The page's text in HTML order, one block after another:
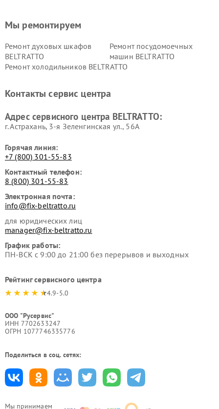
Мы принимаем
Мы ремонтируем
Ремонт духовых шкафов
BELTRATTO
Ремонт посудомоечных
машин BELTRATTO
Ремонт холодильников BELTRATTO
Контакты сервис центра
Адрес сервисного центра BELTRATTO:
г. Астрахань, 3-я Зеленгинская ул., 56А
Горячая линия:
+7 (800) 301-55-83
Контактный телефон:
8 (800) 301-55-83
Электронная почта:
info@fix-beltratto.ru
для юридических лиц
manager@fix-beltratto.ru
График работы:
ПН-ВСК с 9:00 до 21:00 без перерывов и выходных
Рейтинг сервисного центра
4.9-5.0
ООО "Русервис"
ИНН 7702633247
ОГРН 1077746335776
Поделиться в соц. сетях: